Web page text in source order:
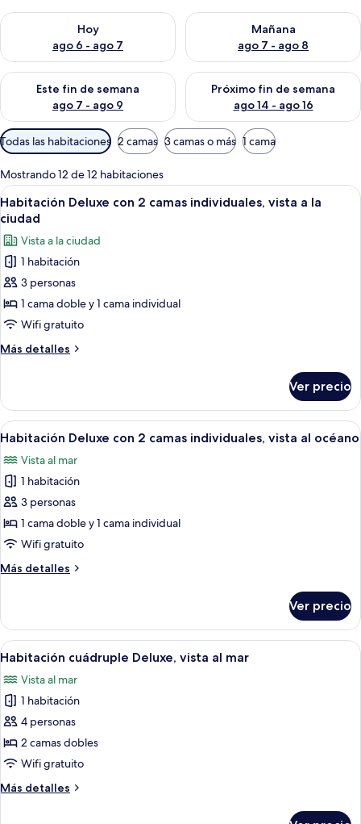
Hoy
ago 6 - ago 7
Consulta la disponibilidad para hoy ago 6 - ago 7
Mañana
ago 7 - ago 8
Consulta la disponibilidad
Este fin de semana
ago 7 - ago 9
Consulta la disponibilidad para este fin de semana ago 7 -
Próximo fin de semana
ago 14 - ago 16
Consulta la disponibilidad
Filtros
disponibles
para
las
habitaciones
Todas las habitaciones 2 camas 3 camas o más 1 cama
Mostrando 12 de 12 habitaciones
Abrir
todas
las
fotos
de
Habitación
Deluxe
con
2
camas
vista
la
ciudad
Habitación de hotel con cama,
4
Habitación Deluxe con 2 camas individuales, vista a la
ciudad
Vista a la ciudad
1 habitación
3 personas
1 cama doble y 1 cama individual
Wifi gratuito
Más detalles
Más
Deluxe
con
2
individuales,
vista
la
ciudad
Ver precio
Abrir
todas
las
fotos
de
Habitación
Deluxe
2
vista
al
Habitación de hotel con cama,
4
Habitación Deluxe con 2 camas individuales, vista al océano
Vista al mar
1 habitación
3 personas
1 cama doble y 1 cama individual
Wifi gratuito
Más detalles
Más
Deluxe
con
2
individuales,
vista
al
océano
Ver precio
Abrir
todas
las
fotos
de
Habitación
cuádruple
vista
Habitación de hotel con cama,
4
Habitación cuádruple Deluxe, vista al mar
Vista al mar
1 habitación
4 personas
2 camas dobles
Wifi gratuito
Más detalles
Más